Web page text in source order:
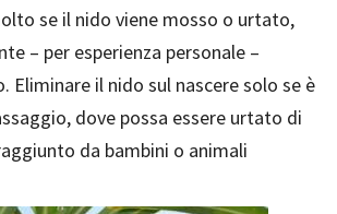
se il nido viene mosso o urtato,
– per esperienza personale –
Eliminare il nido sul nascere solo se è
dove possa essere urtato di
da bambini o animali